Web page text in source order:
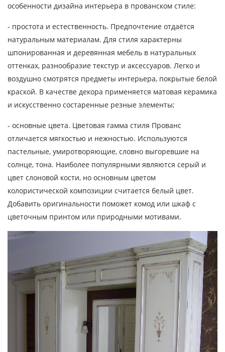
особенности дизайна интерьера в прованском стиле:
- простота и естественность. Предпочтение отдаётся
натуральным материалам. Для стиля характерны
шпонированная и деревянная мебель в натуральных
оттенках, разнообразие текстур и аксессуаров. Легко и
воздушно смотрятся предметы интерьера, покрытые белой
краской. В качестве декора применяется матовая керамика
и искусственно состаренные резные элементы;
- основные цвета. Цветовая гамма стиля Прованс
отличается мягкостью и нежностью. Используются
пастельные, умиротворяющие, словно выгоревшие на
солнце, тона. Наиболее популярными являются серый и
цвет слоновой кости, но основным цветом
колористической композиции считается белый цвет.
Добавить оригинальности поможет комод или шкаф с
цветочным принтом или природными мотивами.